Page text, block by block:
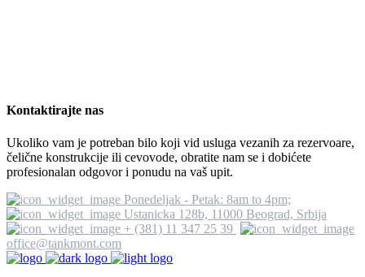
Kontaktirajte nas
Ukoliko vam je potreban bilo koji vid usluga vezanih za rezervoare,
čelične konstrukcije ili cevovode, obratite nam se i dobićete
profesionalan odgovor i ponudu na vaš upit.
Ponedeljak - Petak: 8am to 4pm;
Ustanicka 128b, 11000 Beograd, Srbija
+ (381) 11 347 25 39
office@tankmont.com